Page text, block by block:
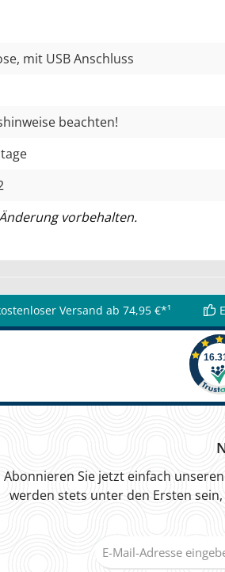
, mit USB Anschluss
beachten!
vorbehalten.
Versand ab 74,95 €*¹
Abonnieren Sie jetzt einfach
werden stets unter den Ersten